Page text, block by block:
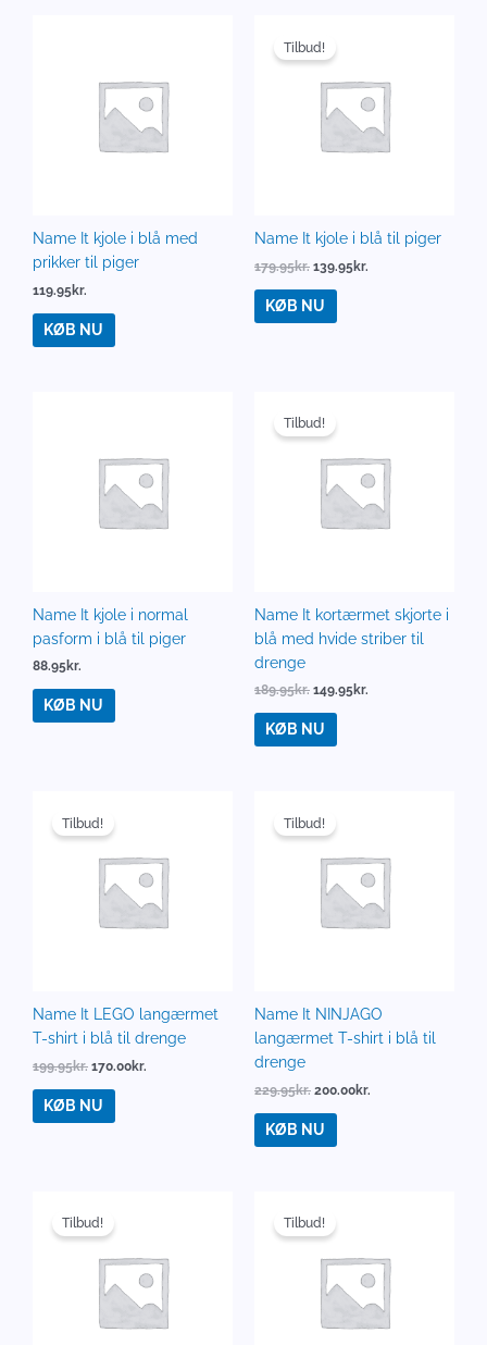
Name It kjole i blå med
prikker til piger
119.95kr.
KØB NU
Tilbud!
Name It kjole i blå til piger
179.95kr.
oprindelige
pris
179.95kr..
139.95kr.
139.95kr..
KØB NU
Name It kjole i normal
pasform i blå til piger
88.95kr.
KØB NU
Tilbud!
Name It kortærmet skjorte i
blå med hvide striber til
drenge
189.95kr.
oprindelige
pris
189.95kr..
149.95kr.
149.95kr..
KØB NU
Tilbud!
Name It LEGO langærmet
T-shirt i blå til drenge
199.95kr.
oprindelige
pris
199.95kr..
170.00kr.
170.00kr..
KØB NU
Tilbud!
Name It NINJAGO
langærmet T-shirt i blå til
drenge
229.95kr.
oprindelige
pris
229.95kr..
200.00kr.
200.00kr..
KØB NU
Tilbud!oprindelige
pris
259.95kr..220.00kr..
Tilbud!oprindelige
pris
179.95kr..150.00kr..